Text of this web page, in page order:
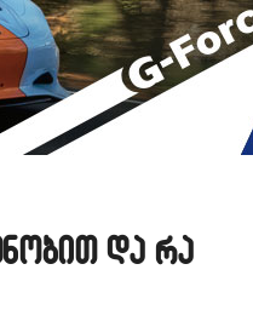
და რა